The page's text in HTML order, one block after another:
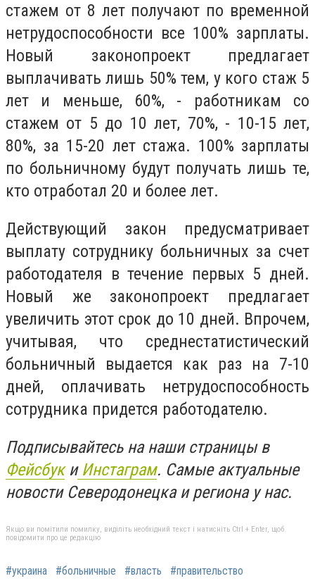
стажем от 8 лет получают по временной
нетрудоспособности все 100% зарплаты.
Новый законопроект предлагает
выплачивать лишь 50% тем, у кого стаж 5
лет и меньше, 60%, - работникам со
стажем от 5 до 10 лет, 70%, - 10-15 лет,
80%, за 15-20 лет стажа. 100% зарплаты
по больничному будут получать лишь те,
кто отработал 20 и более лет.
Действующий закон предусматривает
выплату сотруднику больничных за счет
работодателя в течение первых 5 дней.
Новый же законопроект предлагает
увеличить этот срок до 10 дней. Впрочем,
учитывая, что среднестатистический
больничный выдается как раз на 7-10
дней, оплачивать нетрудоспособность
сотрудника придется работодателю.
Подписывайтесь на наши страницы в
ФейсбукиИнстаграм. Самые актуальные
новости Северодонецка и региона у нас.
Якщо ви помітили помилку, виділіть необхідний текст і натисніть Ctrl + Enter, щоб
повідомити про це редакцію
#украина #больничные #власть #правительство